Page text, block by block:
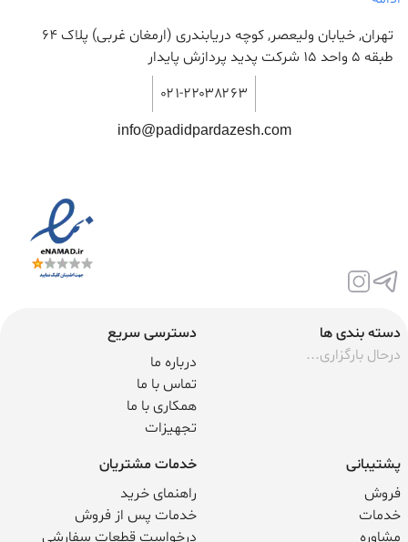
تهران, خیابان ولیعصر, کوچه دریابندری (ارمغان غربی) پلاک 64
طبقه ۵ واحد ۱۵ شرکت پدید پردازش پایدار
۰۲۱-۲۲۰۳۸۲۶۳
info@padidpardazesh.com
دسته بندی ها
درحال بارگزاری...
دسترسی سریع
درباره ما
تماس با ما
همکاری با ما
تجهیزات
پشتیبانی
فروش
خدمات
مشاوره
خدمات مشتریان
راهنمای خرید
خدمات پس از فروش
درخواست قطعات سفارشی